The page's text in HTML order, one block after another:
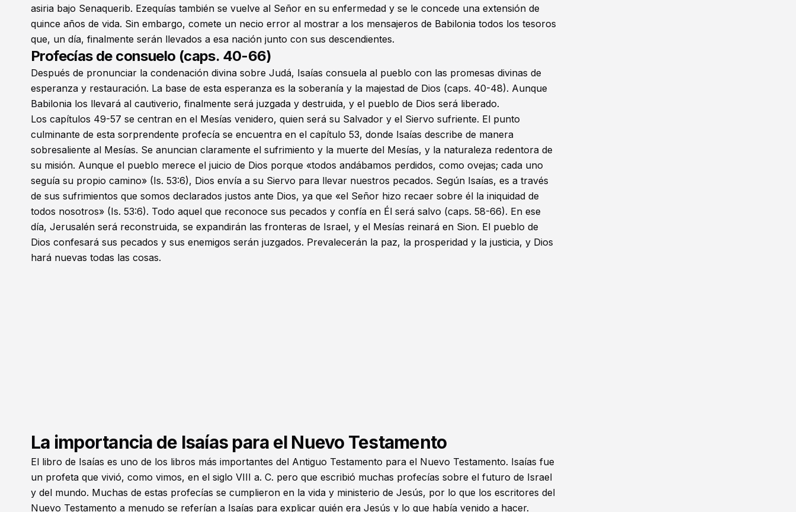
asiria bajo Senaquerib. Ezequías también se vuelve al Señor en su enfermedad y se le concede una extensión de
quince años de vida. Sin embargo, comete un necio error al mostrar a los mensajeros de Babilonia todos los tesoros
que, un día, finalmente serán llevados a esa nación junto con sus descendientes.
Profecías de consuelo (caps. 40-66)
Después de pronunciar la condenación divina sobre Judá, Isaías consuela al pueblo con las promesas divinas de
esperanza y restauración. La base de esta esperanza es la soberanía y la majestad de Dios (caps. 40-48). Aunque
Babilonia los llevará al cautiverio, finalmente será juzgada y destruida, y el pueblo de Dios será liberado.
Los capítulos 49-57 se centran en el Mesías venidero, quien será su Salvador y el Siervo sufriente. El punto
culminante de esta sorprendente profecía se encuentra en el capítulo 53, donde Isaías describe de manera
sobresaliente al Mesías. Se anuncian claramente el sufrimiento y la muerte del Mesías, y la naturaleza redentora de
su misión. Aunque el pueblo merece el juicio de Dios porque «todos andábamos perdidos, como ovejas; cada uno
seguía su propio camino» (Is. 53:6), Dios envía a su Siervo para llevar nuestros pecados. Según Isaías, es a través
de sus sufrimientos que somos declarados justos ante Dios, ya que «el Señor hizo recaer sobre él la iniquidad de
todos nosotros» (Is. 53:6). Todo aquel que reconoce sus pecados y confía en Él será salvo (caps. 58-66). En ese
día, Jerusalén será reconstruida, se expandirán las fronteras de Israel, y el Mesías reinará en Sion. El pueblo de
Dios confesará sus pecados y sus enemigos serán juzgados. Prevalecerán la paz, la prosperidad y la justicia, y Dios
hará nuevas todas las cosas.
La importancia de Isaías para el Nuevo Testamento
El libro de Isaías es uno de los libros más importantes del Antiguo Testamento para el Nuevo Testamento. Isaías fue
un profeta que vivió, como vimos, en el siglo VIII a. C. pero que escribió muchas profecías sobre el futuro de Israel
y del mundo. Muchas de estas profecías se cumplieron en la vida y ministerio de Jesús, por lo que los escritores del
Nuevo Testamento a menudo se referían a Isaías para explicar quién era Jesús y lo que había venido a hacer.